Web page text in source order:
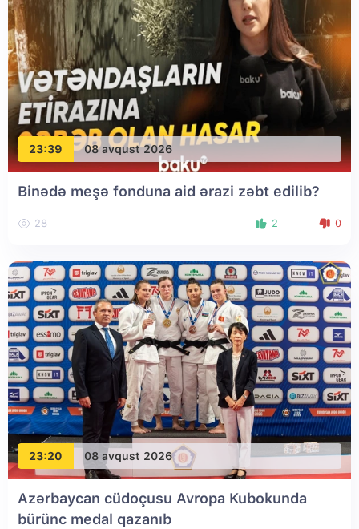
23:39 08 avqust 2026
Binədə meşə fonduna aid ərazi zəbt edilib?
28 2 0
23:20 08 avqust 2026
Azərbaycan cüdoçusu Avropa Kubokunda
bürünc medal qazanıb